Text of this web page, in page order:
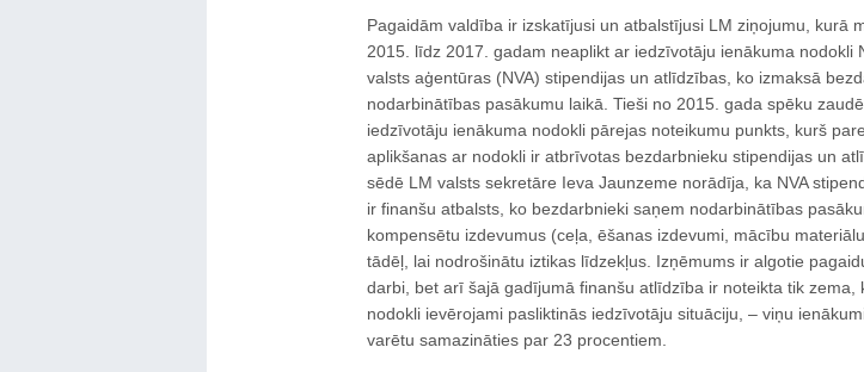
Pagaidām valdība ir izskatījusi un atbalstījusi LM ziņojumu, kurā
2015. līdz 2017. gadam neaplikt ar iedzīvotāju ienākuma nodokli
valsts aģentūras (NVA) stipendijas un atlīdzības, ko izmaksā
nodarbinātības pasākumu laikā. Tieši no 2015. gada spēku
iedzīvotāju ienākuma nodokli pārejas noteikumu punkts, kurš
aplikšanas ar nodokli ir atbrīvotas bezdarbnieku stipendijas un
sēdē LM valsts sekretāre Ieva Jaunzeme norādīja, ka NVA
ir finanšu atbalsts, ko bezdarbnieki saņem nodarbinātības
kompensētu izdevumus (ceļa, ēšanas izdevumi, mācību
tādēļ, lai nodrošinātu iztikas līdzekļus. Izņēmums ir algotie
darbi, bet arī šajā gadījumā finanšu atlīdzība ir noteikta tik zema,
nodokli ievērojami pasliktinās iedzīvotāju situāciju, – viņu
varētu samazināties par 23 procentiem.